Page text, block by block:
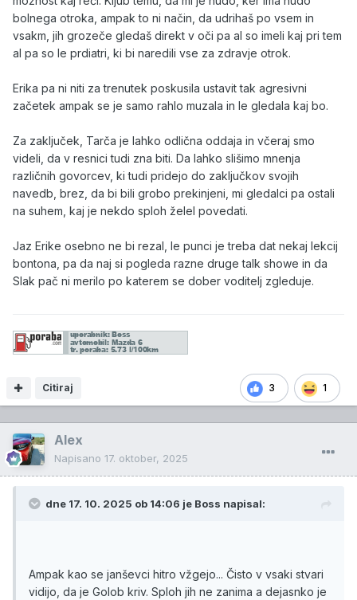
bolnega otroka, ampak to ni način, da udrihaš po vsem in
vsakm, jih grozeče gledaš direkt v oči pa al so imeli kaj pri tem
al pa so le prdiatri, ki bi naredili vse za zdravje otrok.
Erika pa ni niti za trenutek poskusila ustavit tak agresivni
začetek ampak se je samo rahlo muzala in le gledala kaj bo.
Za zaključek, Tarča je lahko odlična oddaja in včeraj smo
videli, da v resnici tudi zna biti. Da lahko slišimo mnenja
različnih govorcev, ki tudi pridejo do zaključkov svojih
navedb, brez, da bi bili grobo prekinjeni, mi gledalci pa ostali
na suhem, kaj je nekdo sploh želel povedati.
Jaz Erike osebno ne bi rezal, le punci je treba dat nekaj lekcij
bontona, pa da naj si pogleda razne druge talk showe in da
Slak pač ni merilo po katerem se dober voditelj zgleduje.
3 1
Citiraj
Alex
Napisano 17. oktober, 2025
dne 17. 10. 2025 ob 14:06 je Boss napisal:
Ampak kao se janševci hitro vžgejo... Čisto v vsaki stvari
vidijo, da je Golob kriv. Sploh jih ne zanima a dejasnko je